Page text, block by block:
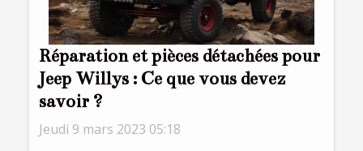
Réparation et pièces détachées pour
Jeep Willys : Ce que vous devez
savoir ?
Jeudi 9 mars 2023 05:18